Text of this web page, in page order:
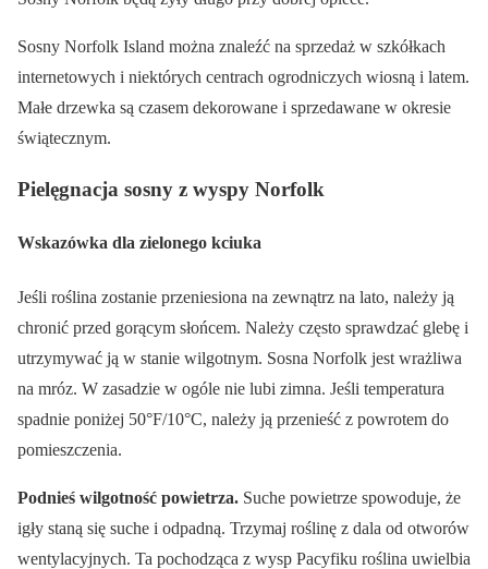
Sosny Norfolk Island można znaleźć na sprzedaż w szkółkach
internetowych i niektórych centrach ogrodniczych wiosną i latem.
Małe drzewka są czasem dekorowane i sprzedawane w okresie
świątecznym.
Pielęgnacja sosny z wyspy Norfolk
Wskazówka dla zielonego kciuka
Jeśli roślina zostanie przeniesiona na zewnątrz na lato, należy ją
chronić przed gorącym słońcem. Należy często sprawdzać glebę i
utrzymywać ją w stanie wilgotnym. Sosna Norfolk jest wrażliwa
na mróz. W zasadzie w ogóle nie lubi zimna. Jeśli temperatura
spadnie poniżej 50°F/10°C, należy ją przenieść z powrotem do
pomieszczenia.
Podnieś wilgotność powietrza. Suche powietrze spowoduje, że
igły staną się suche i odpadną. Trzymaj roślinę z dala od otworów
wentylacyjnych. Ta pochodząca z wysp Pacyfiku roślina uwielbia